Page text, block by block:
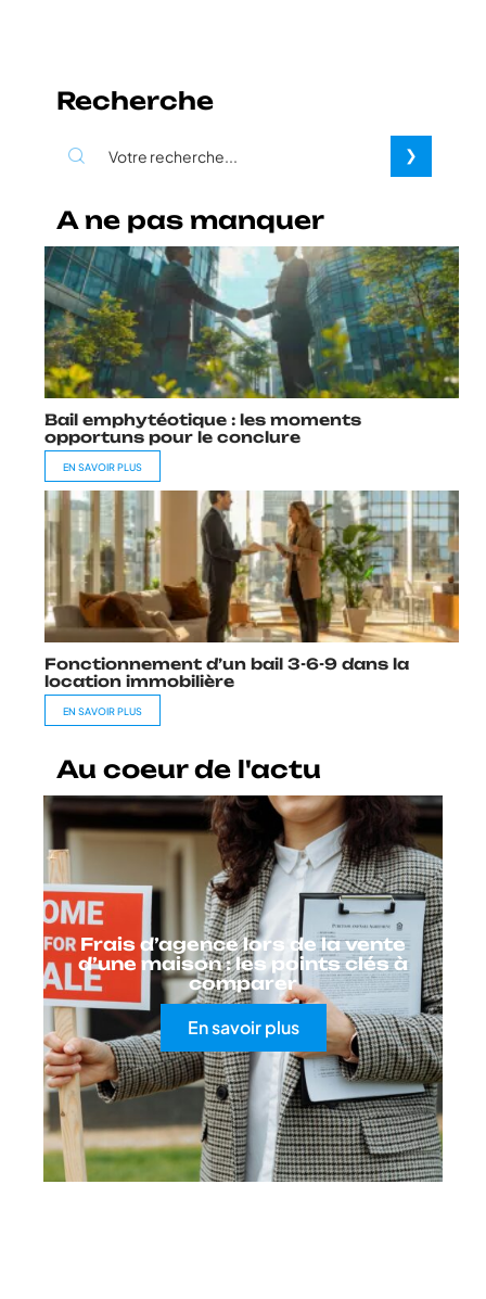
Recherche
A ne pas manquer
Bail emphytéotique : les moments
opportuns pour le conclure
EN SAVOIR PLUS
Fonctionnement d’un bail 3-6-9 dans la
location immobilière
EN SAVOIR PLUS
Au coeur de l'actu
Frais d’agence lors de la vente
d’une maison : les points clés à
comparer
En savoir plus